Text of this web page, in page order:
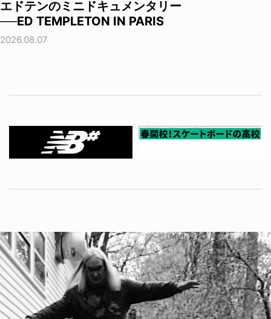
エドテンのミニドキュメンタリー
──ED TEMPLETON IN PARIS
2026.08.07